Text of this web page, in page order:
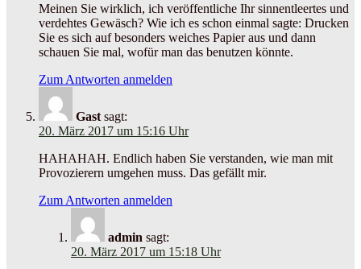
Meinen Sie wirklich, ich veröffentliche Ihr sinnentleertes und
verdehtes Gewäsch? Wie ich es schon einmal sagte: Drucken
Sie es sich auf besonders weiches Papier aus und dann
schauen Sie mal, wofür man das benutzen könnte.
Zum Antworten anmelden
Gast sagt:
20. März 2017 um 15:16 Uhr
HAHAHAH. Endlich haben Sie verstanden, wie man mit
Provozierern umgehen muss. Das gefällt mir.
Zum Antworten anmelden
admin sagt:
20. März 2017 um 15:18 Uhr